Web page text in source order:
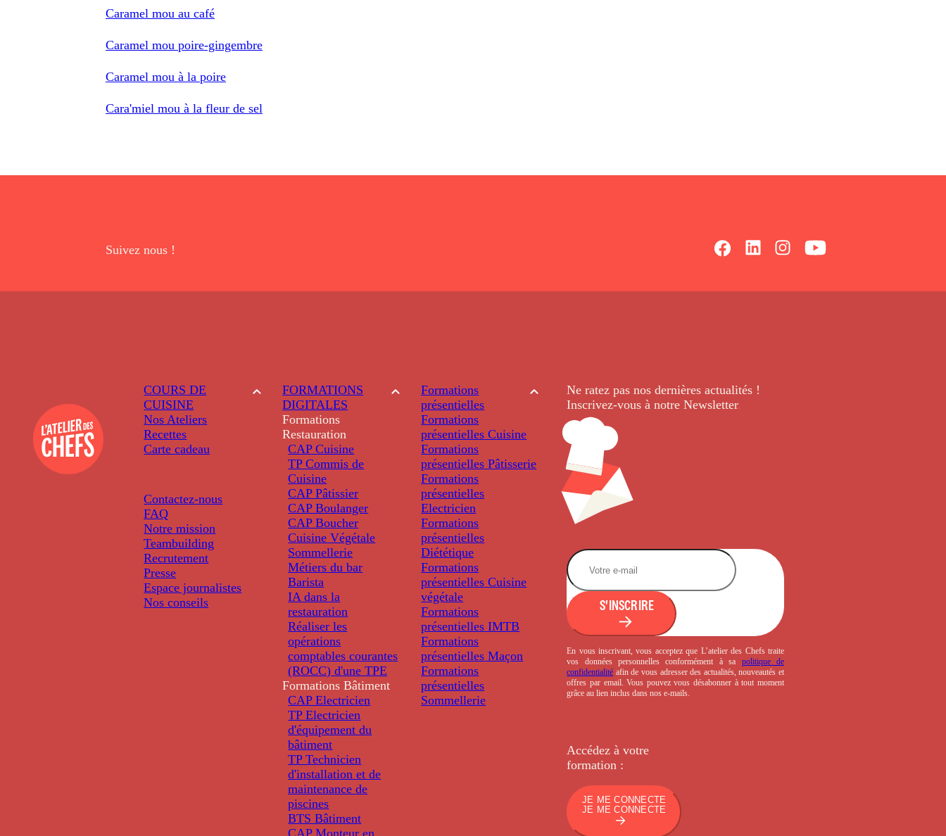
Caramel mou au café
Caramel mou poire-gingembre
Caramel mou à la poire
Cara'miel mou à la fleur de sel
Suivez nous !
COURS DE
CUISINE
Nos Ateliers
Recettes
Carte cadeau
Contactez-nous
FAQ
Notre mission
Teambuilding
Recrutement
Presse
Espace journalistes
Nos conseils
FORMATIONS
DIGITALES
Formations
Restauration
CAP Cuisine
TP Commis de
Cuisine
CAP Pâtissier
CAP Boulanger
CAP Boucher
Cuisine Végétale
Sommellerie
Métiers du bar
Barista
IA dans la
restauration
Réaliser les
opérations
comptables courantes
(ROCC) d'une TPE
Formations Bâtiment
CAP Electricien
TP Electricien
d'équipement du
bâtiment
TP Technicien
d'installation et de
maintenance de
piscines
BTS Bâtiment
CAP Monteur en
Formations
présentielles
Formations
présentielles Cuisine
Formations
présentielles Pâtisserie
Formations
présentielles
Electricien
Formations
présentielles
Diététique
Formations
présentielles Cuisine
végétale
Formations
présentielles IMTB
Formations
présentielles Maçon
Formations
présentielles
Sommellerie
Ne ratez pas nos dernièresactualités !
Inscrivez-vous à notre Newsletter.
S'INSCRIRE
En vous inscrivant, vous acceptez que L’atelier des Chefs traite
vos données personnelles conformément à sa politique de
confidentialité afin de vous adresser des actualités, nouveautés et
offres par email. Vous pouvez vous désabonner à tout moment
grâce au lien inclus dans nos e-mails.
Accédez à votre
formation :
JE ME CONNECTE
JE ME CONNECTE